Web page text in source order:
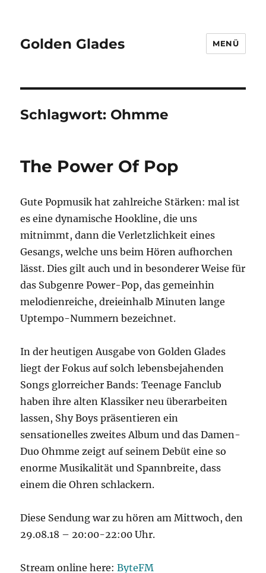
Golden Glades MENÜ
Schlagwort: Ohmme
The Power Of Pop
Gute Popmusik hat zahlreiche Stärken: mal ist
es eine dynamische Hookline, die uns
mitnimmt, dann die Verletzlichkeit eines
Gesangs, welche uns beim Hören aufhorchen
lässt. Dies gilt auch und in besonderer Weise für
das Subgenre Power-Pop, das gemeinhin
melodienreiche, dreieinhalb Minuten lange
Uptempo-Nummern bezeichnet.
In der heutigen Ausgabe von Golden Glades
liegt der Fokus auf solch lebensbejahenden
Songs glorreicher Bands: Teenage Fanclub
haben ihre alten Klassiker neu überarbeiten
lassen, Shy Boys präsentieren ein
sensationelles zweites Album und das Damen-
Duo Ohmme zeigt auf seinem Debüt eine so
enorme Musikalität und Spannbreite, dass
einem die Ohren schlackern.
Diese Sendung war zu hören am Mittwoch, den
29.08.18 – 20:00-22:00 Uhr.
Stream online here:ByteFM